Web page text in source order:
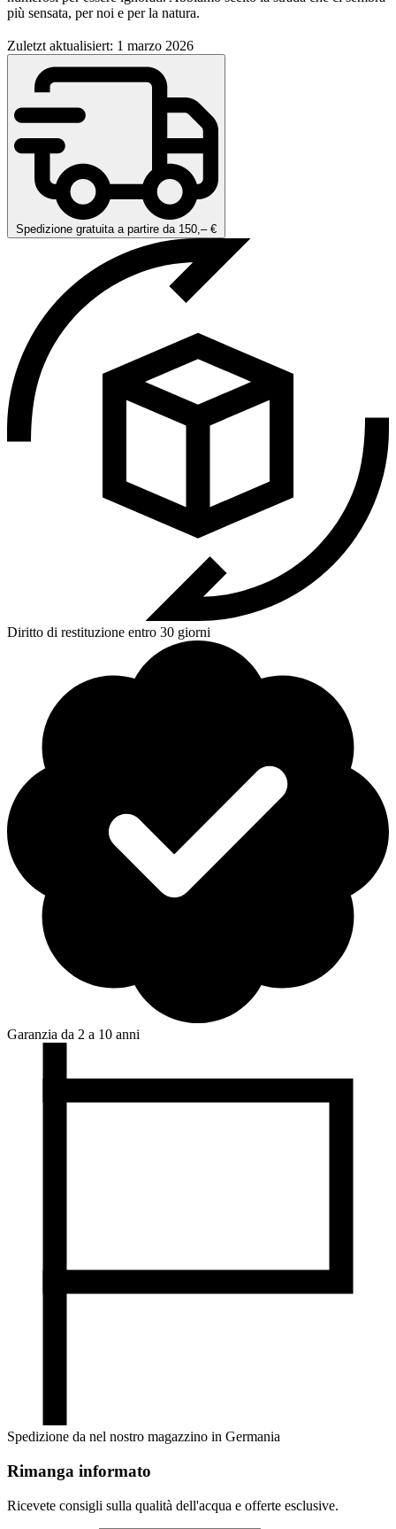
più sensata, per noi e per la natura.
Zuletzt aktualisiert: 1 marzo 2026
Spedizione gratuita a partire da 150,– €
Diritto di restituzione entro 30 giorni
Garanzia da 2 a 10 anni
Spedizione da nel nostro magazzino in Germania
Rimanga informato
Ricevete consigli sulla qualità dell'acqua e offerte esclusive.